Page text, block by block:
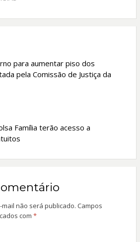
o
k
A
p
para aumentar piso dos
pela Comissão de Justiça da
Família terão acesso a
não será publicado. Campos
com *